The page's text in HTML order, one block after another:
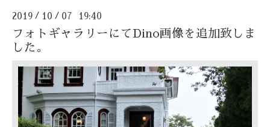
2019 / 10 / 07 19:40
フォトギャラリーにてDino画像を追加致しま
した。